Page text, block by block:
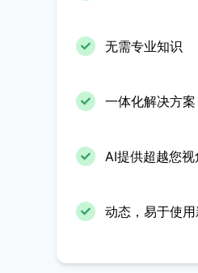
无需专业知识
一体化解决方案
AI提供超越您
动态，易于使